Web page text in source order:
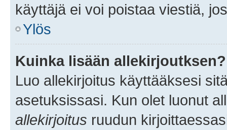
käyttäjä ei voi poistaa viestiä,
Ylös
Kuinka lisään allekirjoutksen?
Luo allekirjoitus käyttääksesi
asetuksissasi. Kun olet luonut
allekirjoitus ruudun